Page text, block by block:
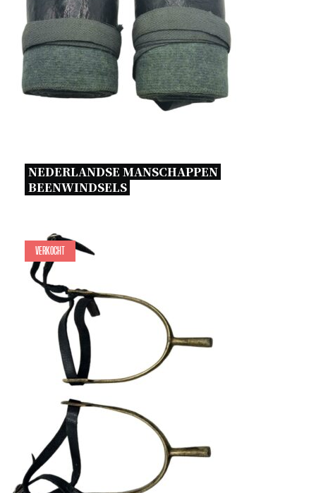
NEDERLANDSE MANSCHAPPEN
BEENWINDSELS
Verkocht